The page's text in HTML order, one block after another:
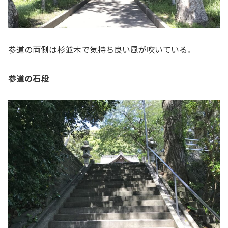
参道の両側は杉並木で気持ち良い風が吹いている。
参道の石段